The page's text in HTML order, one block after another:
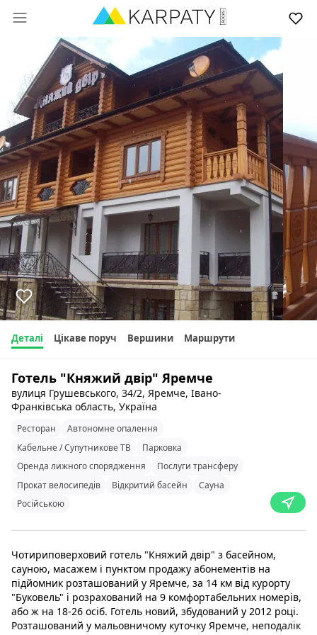
Деталі Цікаве поруч Вершини Маршрути
Готель "Княжий двір" Яремче
вулиця Грушевського, 34/2, Яремче, Івано-
Франківська область, Україна
Ресторан
Автономне опалення
Кабельне / Супутникове ТВ
Парковка
Оренда лижного спорядження
Послуги трансферу
Прокат велосипедів
Відкритий басейн
Сауна
Російською
Чотириповерховий готель "Княжий двір" з басейном,
сауною, масажем і пунктом продажу абонементів на
підйомник розташований у Яремче, за 14 км від курорту
"Буковель" і розрахований на 9 комфортабельних номерів,
або ж на 18-26 осіб. Готель новий, збудований у 2012 році.
Розташований у мальовничому куточку Яремче, неподалік